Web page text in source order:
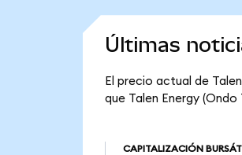
Últimas
El precio actual de
que Talen Energy
CAPITALIZACIÓN